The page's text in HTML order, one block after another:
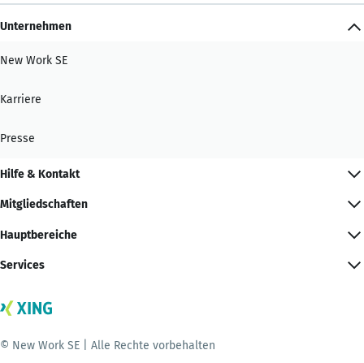
Unternehmen
New Work SE
Karriere
Presse
Hilfe & Kontakt
Mitgliedschaften
Hauptbereiche
Services
© New Work SE | Alle Rechte vorbehalten